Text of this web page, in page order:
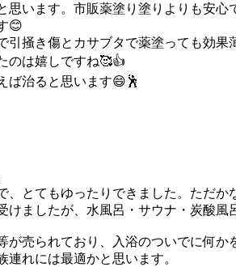
思います。市販薬塗り塗りよりも安
😊
引掻き傷とカサブタで薬塗っても効果
のは嬉しですね🥰👍
ば治ると思います😄🕺
とてもゆったりできました。ただか
ましたが、水風呂・サウナ・炭酸風
売られており、入浴のついでに何か
れには最適かと思います。